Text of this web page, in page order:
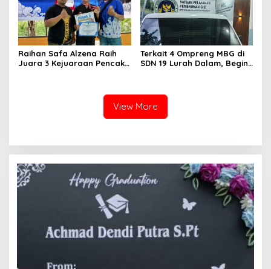
Raihan Safa Alzena Raih
Juara 3 Kejuaraan Pencak
Terkait 4 Ompreng MBG di
SDN 19 Lurah Dalam, Begini
View More